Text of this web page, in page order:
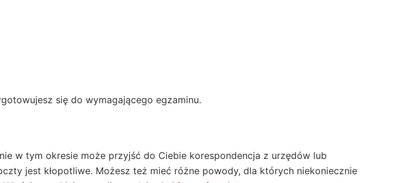
się do wymagającego egzaminu.
w tym okresie może przyjść do Ciebie korespondencja z urzędów lub
jest kłopotliwe. Możesz też mieć różne powody, dla których niekoniecznie